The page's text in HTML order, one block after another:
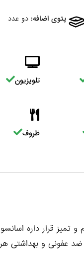
پتوی اضافه: دو عدد
تلویزیون
ظروف
و تمیز قرار داره
ضد عفونی و